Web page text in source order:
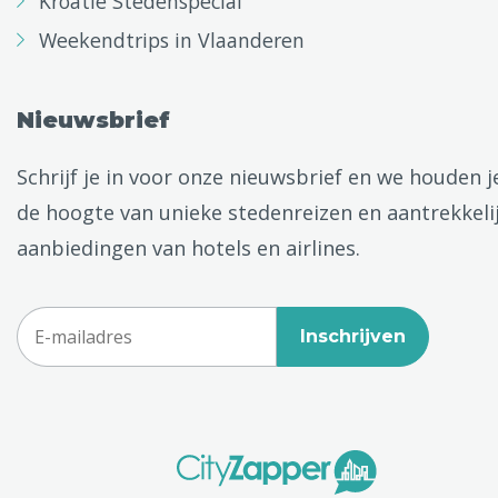
Weekendtrips in Vlaanderen
Nieuwsbrief
Schrijf je in voor onze nieuwsbrief en we houden
de hoogte van unieke stedenreizen en
aanbiedingen van hotels en airlines.
Inschrijven